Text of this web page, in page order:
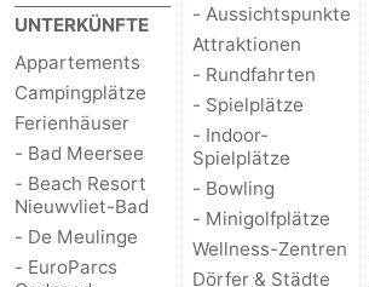
UNTERKÜNFTE
Appartements
Campingplätze
Ferienhäuser
- Bad Meersee
- Beach Resort
Nieuwvliet-Bad
- De Meulinge
- EuroParcs
- Aussichtspunkte
Attraktionen
- Rundfahrten
- Spielplätze
- Indoor-
Spielplätze
- Bowling
- Minigolfplätze
Wellness-Zentren
Dörfer & Städte